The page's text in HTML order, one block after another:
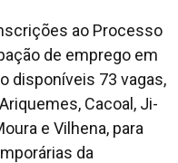
ao Processo
de emprego em
disponíveis 73 vagas,
Cacoal, Ji-
e Vilhena, para
da